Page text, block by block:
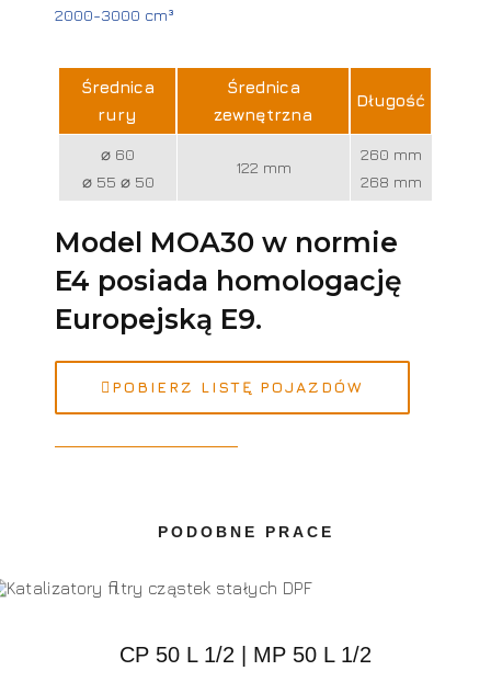
2000-3000 cm³
Średnica
rury
Średnica
zewnętrzna
Długość
⌀ 60
⌀ 55 ⌀ 50
122 mm
260 mm
268 mm
Model MOA30 w normie
E4 posiada homologację
Europejską E9.
POBIERZ LISTĘ POJAZDÓW
PODOBNE PRACE
CP 50 L 1/2 | MP 50 L 1/2